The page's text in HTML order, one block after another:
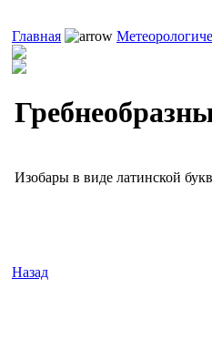
Главная
Изобары в виде латинской
Назад